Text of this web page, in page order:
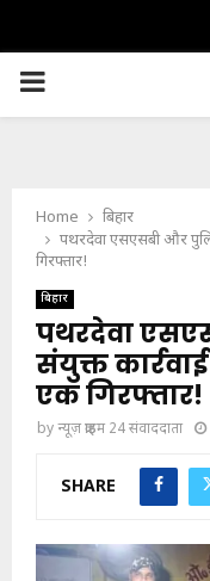
PRIMARY
Home
बिहार
पथरदेवा एसएसबी और
गिरफ्तार!
बिहार
पथरदेवा
संयुक्त
एक गिरफ्तार!
byन्यूज़ क्राइम 24 संवाददाता
SHARE